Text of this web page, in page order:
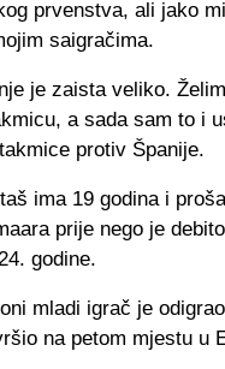
prvenstva, ali jako
saigračima.
je zaista veliko.
a sada sam to i
protiv Španije.
ima 19 godina i
prije nego je
godine.
mladi igrač je
na petom mjestu u